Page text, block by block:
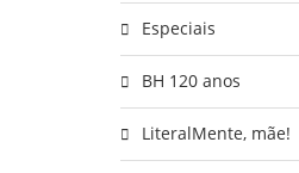
Especiais
BH 120 anos
LiteralMente, mãe!